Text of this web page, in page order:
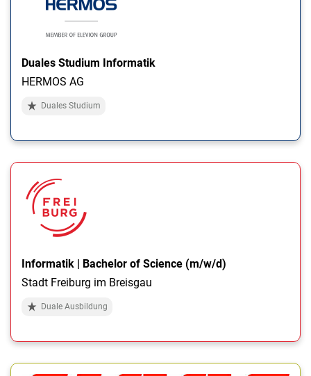
Duales Studium Informatik
HERMOS AG
Duales Studium
Informatik | Bachelor of Science (m/w/d)
Stadt Freiburg im Breisgau
Duale Ausbildung